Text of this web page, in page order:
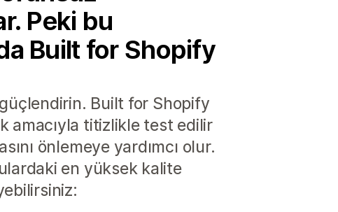
Peki bu
Built for Shopify
Built for Shopify
amacıyla titizlikle test edilir
önlemeye yardımcı olur.
en yüksek kalite